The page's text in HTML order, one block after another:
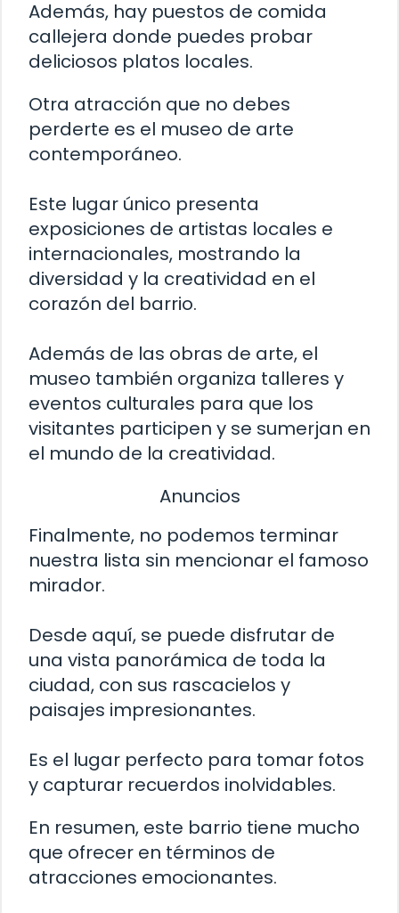
Además, hay puestos de comida
callejera donde puedes probar
deliciosos platos locales.
Otra atracción que no debes
perderte es el museo de arte
contemporáneo.
Este lugar único presenta
exposiciones de artistas locales e
internacionales, mostrando la
diversidad y la creatividad en el
corazón del barrio.
Además de las obras de arte, el
museo también organiza talleres y
eventos culturales para que los
visitantes participen y se sumerjan en
el mundo de la creatividad.
Anuncios
Finalmente, no podemos terminar
nuestra lista sin mencionar el famoso
mirador.
Desde aquí, se puede disfrutar de
una vista panorámica de toda la
ciudad, con sus rascacielos y
paisajes impresionantes.
Es el lugar perfecto para tomar fotos
y capturar recuerdos inolvidables.
En resumen, este barrio tiene mucho
que ofrecer en términos de
atracciones emocionantes.